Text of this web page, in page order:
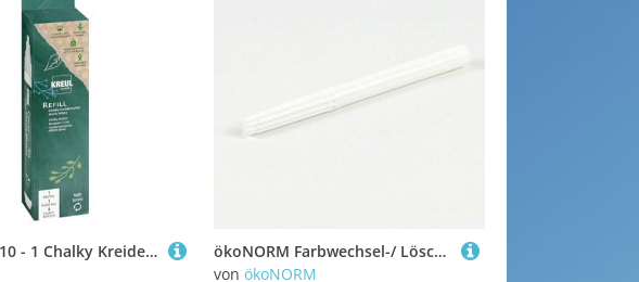
KREUL 22710 - 1 Chalky Kreidemarker Snow White, medium, 1 x Nachfüll-Pen mit Originaltinte, 25 ml, ca. 4 Stiftefüllungen, 4 Ersatz-Spitzen
ökoNORM Farbwechsel-/ Löschstift | Preis je Stück
von ökoNORM